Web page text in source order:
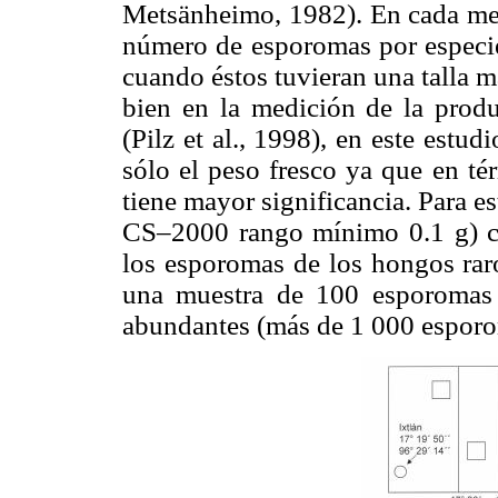
Metsänheimo, 1982). En cada
número de esporomas por
cuando éstos tuvieran una talla
bien en la medición de la
(Pilz et al., 1998), en este
sólo el peso fresco ya que en
tiene mayor significancia. Para
CS–2000 rango mínimo 0.1 g)
los esporomas de los hongos
una muestra de 100
abundantes (más de 1 000